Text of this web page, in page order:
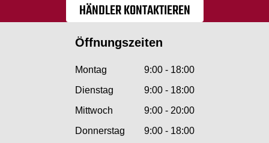
HÄNDLER KONTAKTIEREN
Öffnungszeiten
Montag
9:00 - 18:00
Dienstag
9:00 - 18:00
Mittwoch
9:00 - 20:00
Donnerstag
9:00 - 18:00